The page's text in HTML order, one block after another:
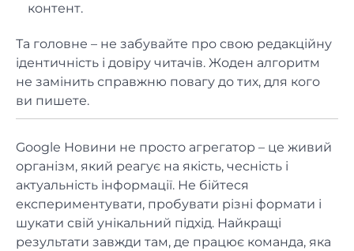
контент.
Та головне – не забувайте про свою редакційну
ідентичність і довіру читачів. Жоден алгоритм
не замінить справжню повагу до тих, для кого
ви пишете.
Google Новини не просто агрегатор – це живий
організм, який реагує на якість, чесність і
актуальність інформації. Не бійтеся
експериментувати, пробувати різні формати і
шукати свій унікальний підхід. Найкращі
результати завжди там, де працює команда, яка